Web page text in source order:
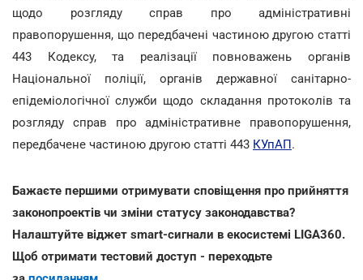
щодо розгляду справ про адміністративні
правопорушення, що передбачені частиною другою статті
443 Кодексу, та реалізації повноважень органів
Національної поліції, органів державної санітарно-
епідеміологічної служби щодо складання протоколів та
розгляду справ про адміністративне правопорушення,
передбачене частиною другою статті 443 КУпАП.
Бажаєте першими отримувати сповіщення про прийняття
законопроектів чи зміни статусу законодавства?
Налаштуйте віджет smart-сигнали в екосистемі LIGA360.
Щоб отримати тестовий доступ - переходьте